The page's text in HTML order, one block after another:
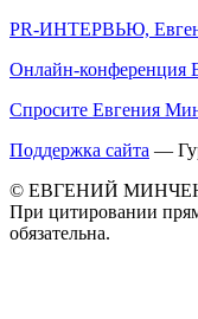
PR-ИНТЕРВЬЮ,
Онлайн-конференция
Спросите Евгения
Поддержка сайта —
© ЕВГЕНИЙ
При цитировании
обязательна.